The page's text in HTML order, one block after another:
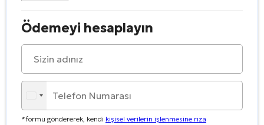
Ödemeyi hesaplayın
*formu göndererek, kendi kişisel verilerin işlenmesine rıza